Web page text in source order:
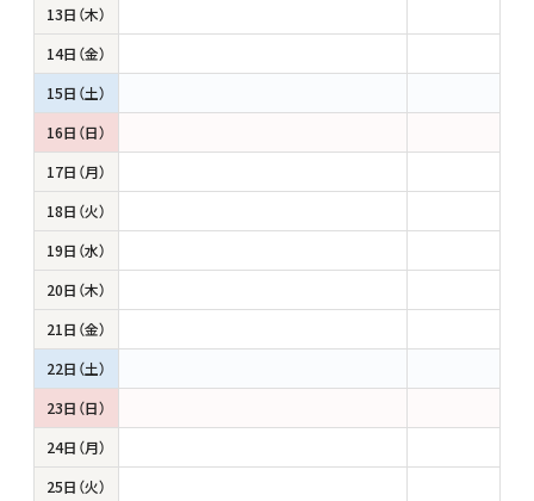
13日（木）
14日（金）
15日（土）
16日（日）
17日（月）
18日（火）
19日（水）
20日（木）
21日（金）
22日（土）
23日（日）
24日（月）
25日（火）